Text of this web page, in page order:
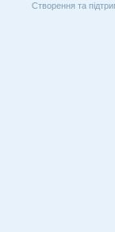
Створення та